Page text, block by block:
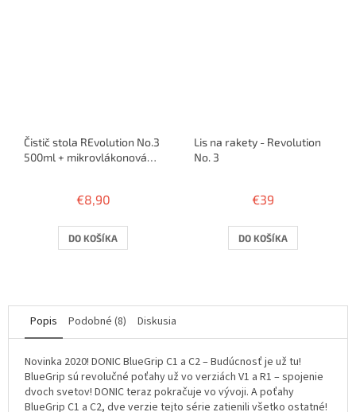
Čistič stola REvolution No.3
500ml + mikrovlákonová
€8,90
DO KOŠÍKA
Lis na rakety - Revolution
No. 3
€39
DO KOŠÍKA
Popis Podobné (8) Diskusia
Novinka 2020! DONIC BlueGrip C1 a C2 – Budúcnosť je už tu!
BlueGrip sú revolučné poťahy už vo verziách V1 a R1 – spojenie
dvoch svetov! DONIC teraz pokračuje vo vývoji. A poťahy
BlueGrip C1 a C2, dve verzie tejto série zatienili všetko ostatné!